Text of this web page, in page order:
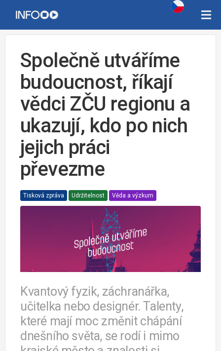
Společně utváříme
budoucnost, říkají
vědci ZČU regionu a
ukazují, kdo po nich
jejich práci
převezme
Tisková zpráva Udržitelnost Věda a výzkum
Kvantový fyzik, záchranářka,
učitelka nebo designér. Talenty,
které mají moc změnit chápání
dnešního světa, se rodí i mimo